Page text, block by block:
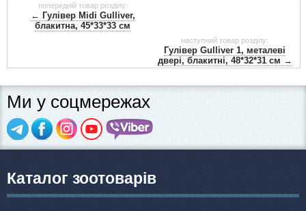
попередній товар розділу:
← Гулівер Midi Gulliver,
блакитна, 45*33*33 см
наступний товар розділу:
Гулівер Gulliver 1, металеві
двері, блакитні, 48*32*31 см →
Ми у соцмережах
Каталог зоотоварів